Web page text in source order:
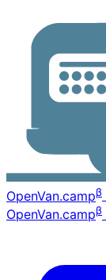
OpenVan.campβ
OpenVan.campβ